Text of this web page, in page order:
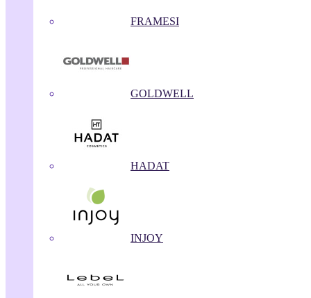
FRAMESI
GOLDWELL
HADAT
INJOY